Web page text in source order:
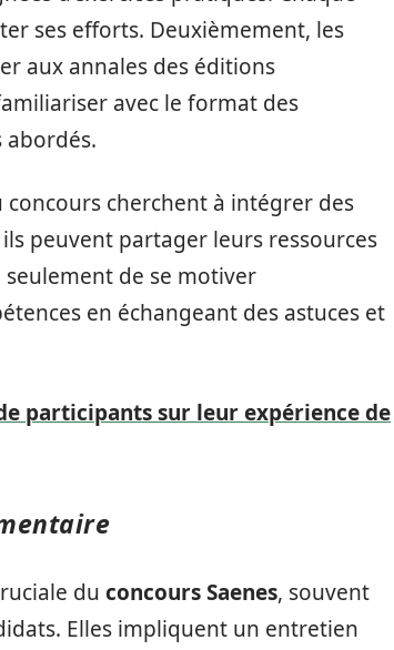
ses efforts. Deuxièmement, les
aux annales des éditions
avec le format des
abordés.
cherchent à intégrer des
peuvent partager leurs ressources
de se motiver
en échangeant des astuces et
participants sur leur expérience de
du concours Saenes, souvent
Elles impliquent un entretien